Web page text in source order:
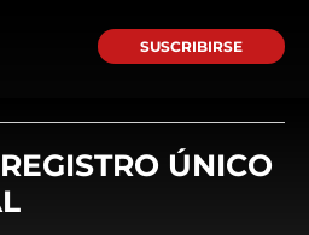
SUSCRIBIRSE
ÚNICO